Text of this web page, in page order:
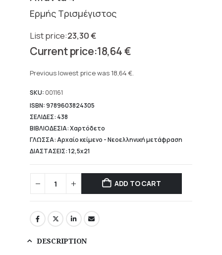
Ερμής Τρισμέγιστος
23,30€
Original
price
23,30 €.
18,64€
price
18,64 €.
Previous lowest price was 18,64 €.
SKU: 001161
ISBN: 9789603824305
ΣΕΛΙΔΕΣ: 438
ΒΙΒΛΙΟΔΕΣΙΑ: Χαρτόδετο
ΓΛΩΣΣΑ: Αρχαίο κείμενο - Νεοελληνική μετάφραση
ΔΙΑΣΤΑΣΕΙΣ: 12,5x21
ADD TO CART
DESCRIPTION